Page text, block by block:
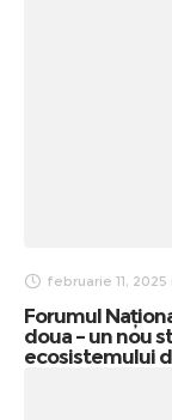
februarie 11, 2025
Forumul
doua – un nou
ecosistemului